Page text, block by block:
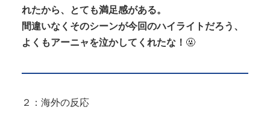
れたから、とても満足感がある。
間違いなくそのシーンが今回のハイライトだろう、
よくもアーニャを泣かしてくれたな！ 🤬
２：海外の反応